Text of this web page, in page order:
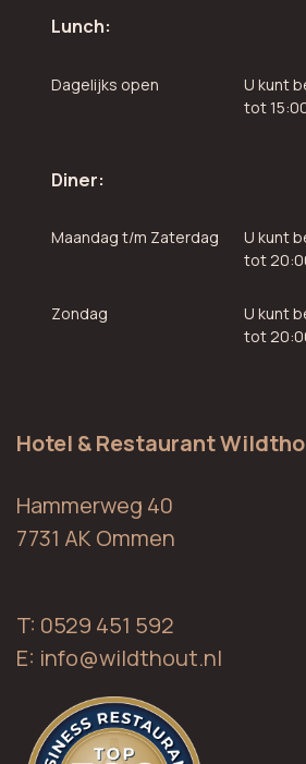
Lunch:
Dagelijks open
U kunt
tot
Diner:
Maandag t/m Zaterdag
U kunt
tot
Zondag
U kunt
tot
Hotel & Restaurant
Hammerweg 40
7731 AK Ommen
T: 0529 451 592
E: info@wildthout.nl